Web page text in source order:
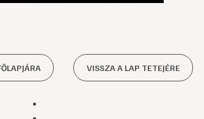
VISSZA A LAP TETEJÉRE